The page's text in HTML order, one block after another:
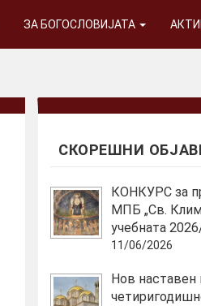
ЗА БОГОСЛОВИЈАТА
СКОРЕШНИ
КОНКУРС за
МПБ „Св.
учебната
11/06/2026
Нов наставен